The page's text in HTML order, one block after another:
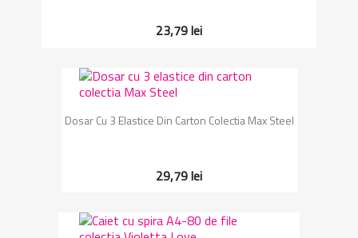
23,79 lei
Dosar Cu 3 Elastice Din Carton Colectia Max Steel
29,79 lei